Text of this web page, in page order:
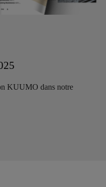
KUUMO dans notre